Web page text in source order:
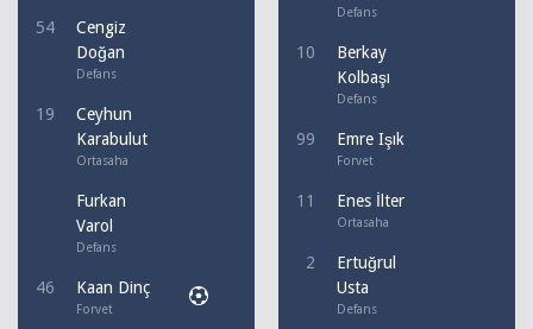
54
Cengiz
Doğan
Defans
19
Ceyhun
Karabulut
Ortasaha
Furkan
Varol
Defans
46 Kaan Dinç
Forvet
Defans
10
Berkay
Kolbaşı
Defans
99 Emre Işık
Forvet
11 Enes İlter
Ortasaha
2
Ertuğrul
Usta
Defans